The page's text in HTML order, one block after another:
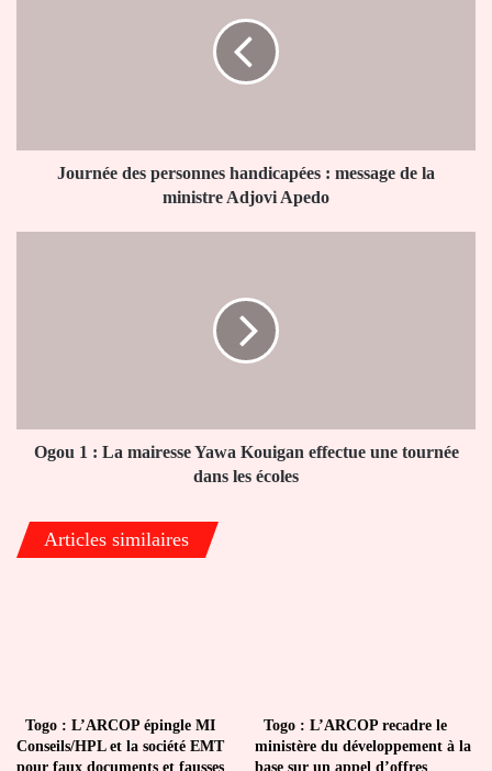
ministre
Journée des personnes handicapées : message de la
ministre Adjovi Apedo
une
tournée
écoles
Ogou 1 : La mairesse Yawa Kouigan effectue une tournée
dans les écoles
Articles similaires
Togo : L’ARCOP épingle MI
Conseils/HPL et la société EMT
pour faux documents et fausses
Togo : L’ARCOP recadre le
ministère du développement à la
base sur un appel d’offres